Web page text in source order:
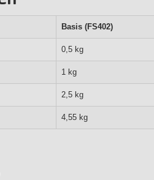
Basis (FS402)
0,5 kg
1 kg
2,5 kg
4,55 kg